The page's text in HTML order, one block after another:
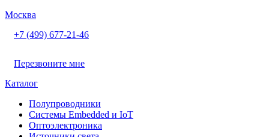
Москва
+7 (499) 677-21-46
Перезвоните мне
Каталог
Полупроводники
Системы Embedded и IoT
Oптоэлектроника